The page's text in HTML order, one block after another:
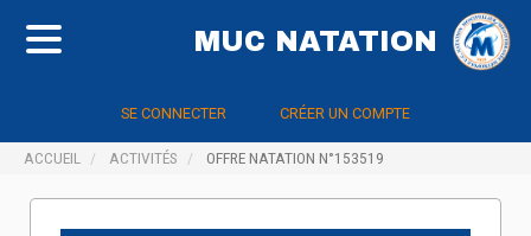
MUC NATATION
SE CONNECTER CRÉER UN COMPTE
ACCUEIL ACTIVITÉS OFFRE NATATION N°153519